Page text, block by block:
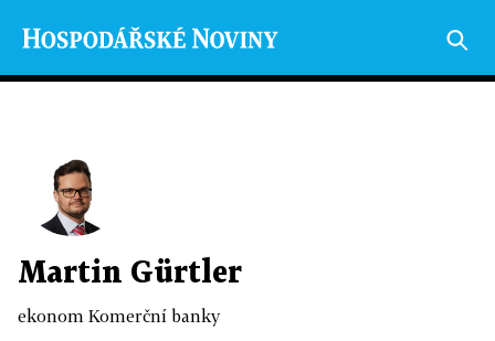
Martin Gürtler
ekonom Komerční banky